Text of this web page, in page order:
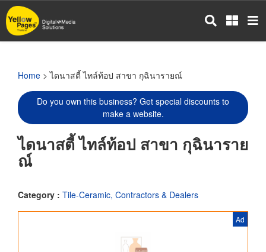
Skip
to
main
Home > ไดนาสตี้ ไทล์ท้อป สาขา กุฉินารายณ์
Do you own this business? Get special discounts to
make a website.
ไดนาสตี้ ไทล์ท้อป สาขา กุฉินาราย
ณ์
Category : Tile-Ceramic, Contractors & Dealers
Ad